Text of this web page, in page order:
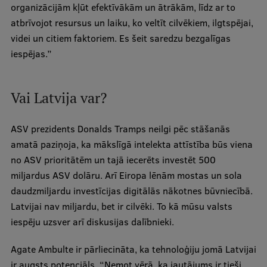
organizācijām kļūt efektīvākām un ātrākām, līdz ar to
atbrīvojot resursus un laiku, ko veltīt cilvēkiem, ilgtspējai,
videi un citiem faktoriem. Es šeit saredzu bezgalīgas
iespējas.”
Vai Latvija var?
ASV prezidents Donalds Tramps neilgi pēc stāšanās
amatā paziņoja, ka mākslīgā intelekta attīstība būs viena
no ASV prioritātēm un tajā iecerēts investēt 500
miljardus ASV dolāru. Arī Eiropa lēnām mostas un sola
daudzmiljardu investīcijas digitālās nākotnes būvniecībā.
Latvijai nav miljardu, bet ir cilvēki. To kā mūsu valsts
iespēju uzsver arī diskusijas dalībnieki.
Agate Ambulte ir pārliecināta, ka tehnoloģiju jomā Latvijai